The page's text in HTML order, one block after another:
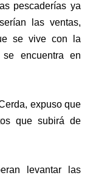
pescaderías ya
las ventas,
se vive con la
encuentra en
expuso que
que subirá de
levantar las